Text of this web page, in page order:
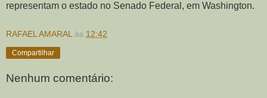
representam o estado no Senado Federal, em Washington.
RAFAEL AMARAL às 12:42
Compartilhar
Nenhum comentário: